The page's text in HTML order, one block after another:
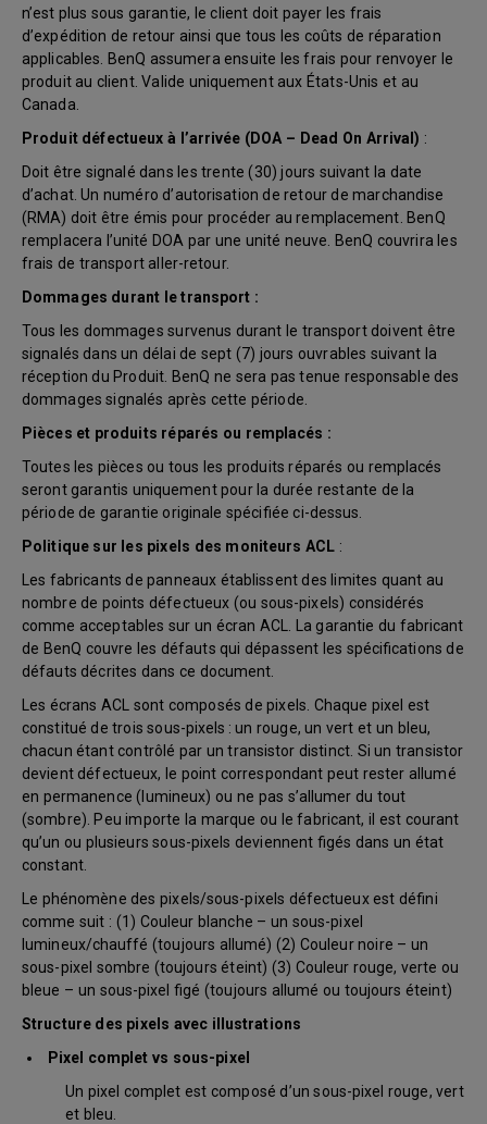
n’est plus sous garantie, le client doit payer les frais
d’expédition de retour ainsi que tous les coûts de réparation
applicables. BenQ assumera ensuite les frais pour renvoyer le
produit au client. Valide uniquement aux États-Unis et au
Canada.
Produit défectueux à l’arrivée (DOA – Dead On Arrival) :
Doit être signalé dans les trente (30) jours suivant la date
d’achat. Un numéro d’autorisation de retour de marchandise
(RMA) doit être émis pour procéder au remplacement. BenQ
remplacera l’unité DOA par une unité neuve. BenQ couvrira les
frais de transport aller-retour.
Dommages durant le transport :
Tous les dommages survenus durant le transport doivent être
signalés dans un délai de sept (7) jours ouvrables suivant la
réception du Produit. BenQ ne sera pas tenue responsable des
dommages signalés après cette période.
Pièces et produits réparés ou remplacés :
Toutes les pièces ou tous les produits réparés ou remplacés
seront garantis uniquement pour la durée restante de la
période de garantie originale spécifiée ci-dessus.
Politique sur les pixels des moniteurs ACL :
Les fabricants de panneaux établissent des limites quant au
nombre de points défectueux (ou sous-pixels) considérés
comme acceptables sur un écran ACL. La garantie du fabricant
de BenQ couvre les défauts qui dépassent les spécifications de
défauts décrites dans ce document.
Les écrans ACL sont composés de pixels. Chaque pixel est
constitué de trois sous-pixels : un rouge, un vert et un bleu,
chacun étant contrôlé par un transistor distinct. Si un transistor
devient défectueux, le point correspondant peut rester allumé
en permanence (lumineux) ou ne pas s’allumer du tout
(sombre). Peu importe la marque ou le fabricant, il est courant
qu’un ou plusieurs sous-pixels deviennent figés dans un état
constant.
Le phénomène des pixels/sous-pixels défectueux est défini
comme suit : (1) Couleur blanche – un sous-pixel
lumineux/chauffé (toujours allumé) (2) Couleur noire – un
sous-pixel sombre (toujours éteint) (3) Couleur rouge, verte ou
bleue – un sous-pixel figé (toujours allumé ou toujours éteint)
Structure des pixels avec illustrations
Pixel complet vs sous-pixel
Un pixel complet est composé d’un sous-pixel rouge, vert
et bleu.